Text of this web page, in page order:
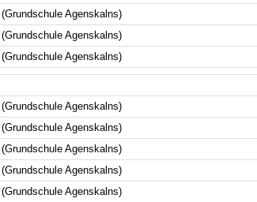
(Grundschule Agenskalns)
(Grundschule Agenskalns)
(Grundschule Agenskalns)
(Grundschule Agenskalns)
(Grundschule Agenskalns)
(Grundschule Agenskalns)
(Grundschule Agenskalns)
(Grundschule Agenskalns)